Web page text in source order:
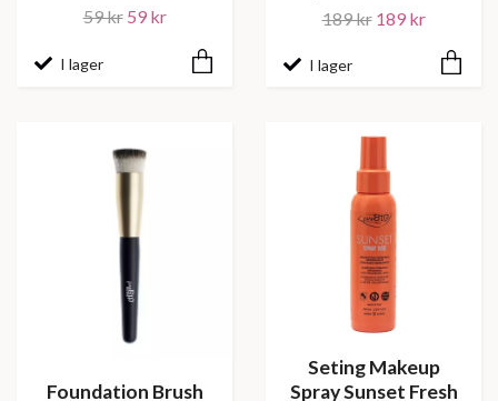
59 kr 59 kr
I lager
189 kr 189 kr
I lager
Foundation Brush
Seting Makeup
Spray Sunset Fresh